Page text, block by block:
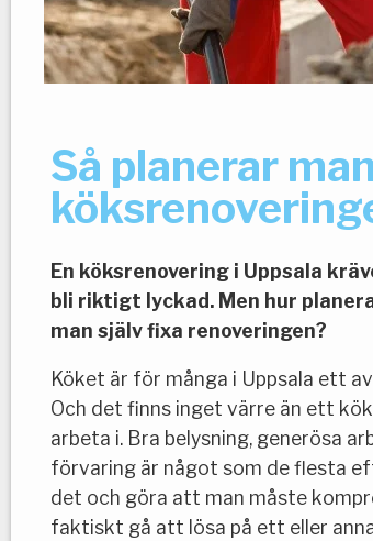
Så planerar
En köksrenovering i Uppsala
bli riktigt lyckad. Men hur
man själv fixa renoveringen?
Köket är för många i Uppsala ett
Och det finns inget värre än ett
arbeta i. Bra belysning, generösa
förvaring är något som de flesta
det och göra att man måste
faktiskt gå att lösa på ett eller